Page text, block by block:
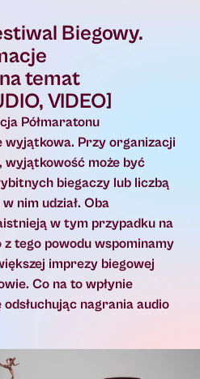
Biegowy.
temat
VIDEO]
Półmaratonu
wyjątkowa. Przy organizacji
wyjątkowość może być
biegaczy lub liczbą
nim udział. Oba
w tym przypadku na
tego powodu wspominamy
imprezy biegowej
Co na to wpłynie
nagrania audio